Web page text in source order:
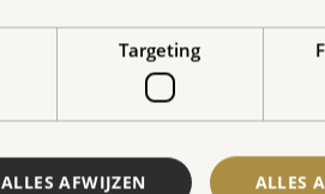
Targeting
ALLES
ALLES AFWIJZEN